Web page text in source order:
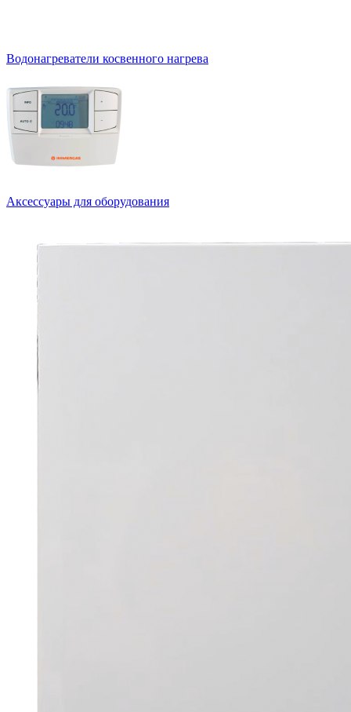
Водонагреватели косвенного нагрева
Аксессуары для оборудования